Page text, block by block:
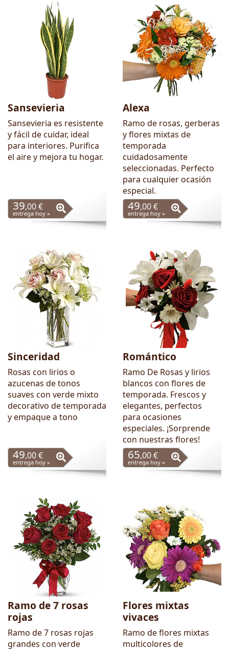
Sansevieria
Sansevieria es resistente
y fácil de cuidar, ideal
para interiores. Purifica
el aire y mejora tu hogar.
39,00 €
entrega hoy »
Alexa
Ramo de rosas, gerberas
y flores mixtas de
temporada
cuidadosamente
seleccionadas. Perfecto
para cualquier ocasión
especial.
49,00 €
entrega hoy »
Sinceridad
Rosas con lirios o
azucenas de tonos
suaves con verde mixto
decorativo de temporada
y empaque a tono
49,00 €
entrega hoy »
Romántico
Ramo De Rosas y lirios
blancos con flores de
temporada. Frescos y
elegantes, perfectos
para ocasiones
especiales. ¡Sorprende
con nuestras flores!
65,00 €
entrega hoy »
Ramo de 7 rosas
rojas
Ramo de 7 rosas rojas
grandes con verde
Flores mixtas
vivaces
Ramo de flores mixtas
multicolores de